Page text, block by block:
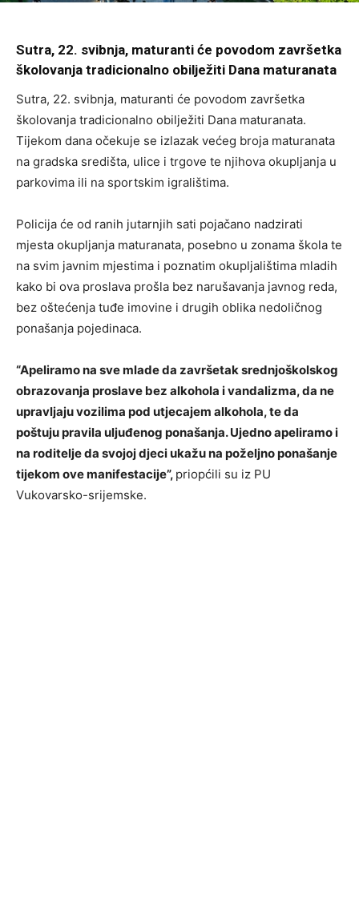
Sutra, 22. svibnja, maturanti će povodom završetka
školovanja tradicionalno obilježiti Dana maturanata
Sutra, 22. svibnja, maturanti će povodom završetka
školovanja tradicionalno obilježiti Dana maturanata.
Tijekom dana očekuje se izlazak većeg broja maturanata
na gradska središta, ulice i trgove te njihova okupljanja u
parkovima ili na sportskim igralištima.
Policija će od ranih jutarnjih sati pojačano nadzirati
mjesta okupljanja maturanata, posebno u zonama škola te
na svim javnim mjestima i poznatim okupljalištima mladih
kako bi ova proslava prošla bez narušavanja javnog reda,
bez oštećenja tuđe imovine i drugih oblika nedoličnog
ponašanja pojedinaca.
“Apeliramo na sve mlade da završetak srednjoškolskog
obrazovanja proslave bez alkohola i vandalizma, da ne
upravljaju vozilima pod utjecajem alkohola, te da
poštuju pravila uljuđenog ponašanja. Ujedno apeliramo i
na roditelje da svojoj djeci ukažu na poželjno ponašanje
tijekom ove manifestacije”, priopćili su iz PU
Vukovarsko-srijemske.